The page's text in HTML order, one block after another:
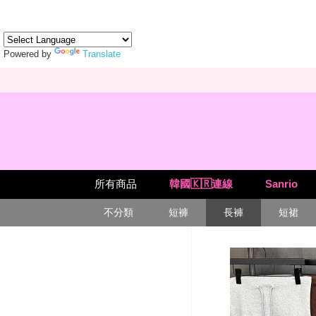
Powered by Translate
所有商品 韓國🇰🇷連線 Sanrio
不分類 短褲 長褲 短裙